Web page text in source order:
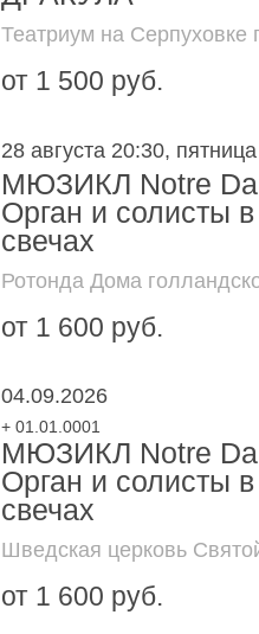
Театриум на Серпуховке
от 1 500 руб.
28 августа 20:30, пятница
МЮЗИКЛ Notre
Орган и солисты
свечах
Ротонда Дома
от 1 600 руб.
04.09.2026
+ 01.01.0001
МЮЗИКЛ Notre
Орган и солисты
свечах
Шведская церковь
от 1 600 руб.